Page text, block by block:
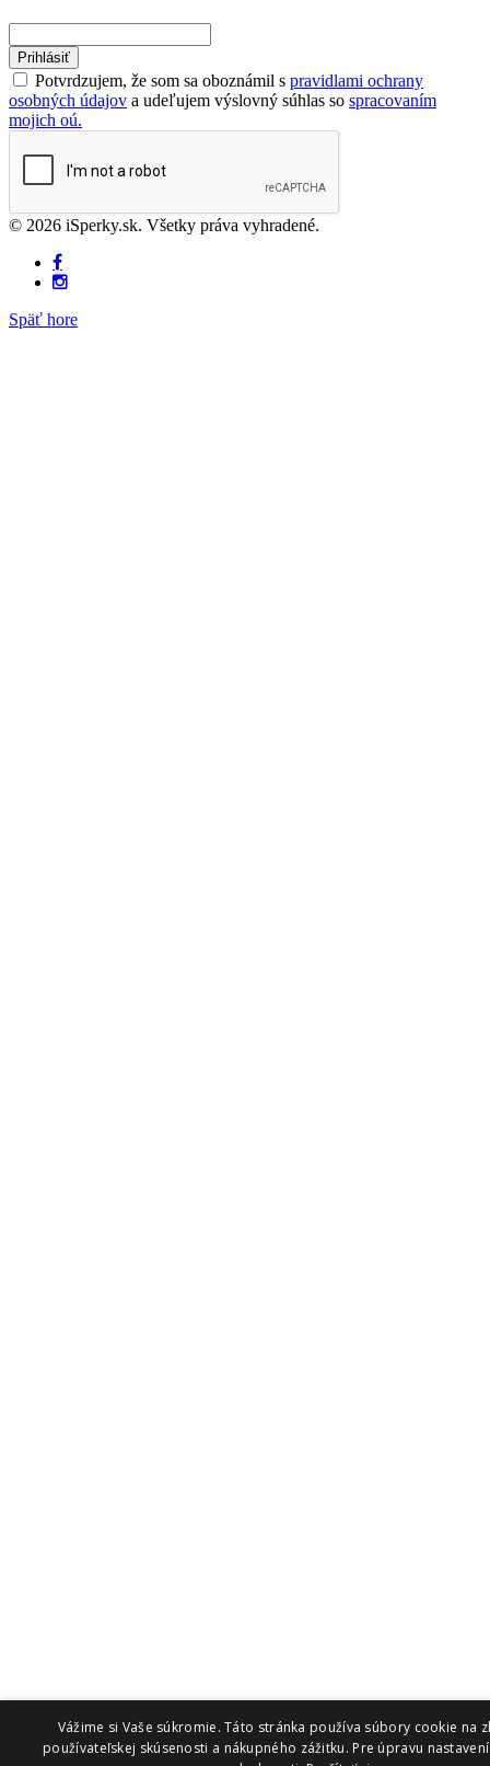
Prihlásiť
Potvrdzujem, že som sa oboznámil s pravidlami ochrany
osobných údajov a udeľujem výslovný súhlas so spracovaním
mojich oú.
© 2026 iSperky.sk. Všetky práva vyhradené.
Späť hore
Vážime si Vaše súkromie. Táto stránka používa súbory cookie na
používateľskej skúsenosti a nákupného zážitku. Pre úpravu